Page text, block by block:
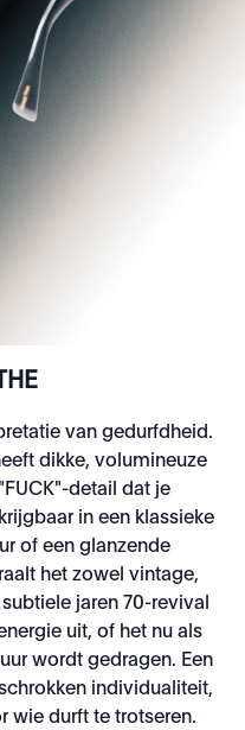
van gedurfdheid.
dikke, volumineuze
detail dat je
in een klassieke
of een glanzende
het zowel vintage,
jaren 70-revival
uit, of het nu als
wordt gedragen. Een
individualiteit,
wie durft te trotseren.